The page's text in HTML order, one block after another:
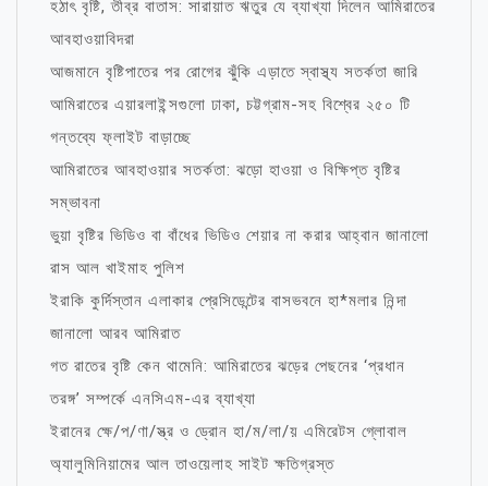
হঠাৎ বৃষ্টি, তীব্র বাতাস: সারায়াত ঋতুর যে ব্যাখ্যা দিলেন আমিরাতের
আবহাওয়াবিদরা
আজমানে বৃষ্টিপাতের পর রোগের ঝুঁকি এড়াতে স্বাস্থ্য সতর্কতা জারি
আমিরাতের এয়ারলাইন্সগুলো ঢাকা, চট্টগ্রাম-সহ বিশ্বের ২৫০ টি
গন্তব্যে ফ্লাইট বাড়াচ্ছে
আমিরাতের আবহাওয়ার সতর্কতা: ঝড়ো হাওয়া ও বিক্ষিপ্ত বৃষ্টির
সম্ভাবনা
ভুয়া বৃষ্টির ভিডিও বা বাঁধের ভিডিও শেয়ার না করার আহ্বান জানালো
রাস আল খাইমাহ পুলিশ
ইরাকি কুর্দিস্তান এলাকার প্রেসিডেন্টের বাসভবনে হা*মলার নিন্দা
জানালো আরব আমিরাত
গত রাতের বৃষ্টি কেন থামেনি: আমিরাতের ঝড়ের পেছনের ‘প্রধান
তরঙ্গ’ সম্পর্কে এনসিএম-এর ব্যাখ্যা
ইরানের ক্ষে/প/ণা/স্ত্র ও ড্রোন হা/ম/লা/য় এমিরেটস গ্লোবাল
অ্যালুমিনিয়ামের আল তাওয়েলাহ সাইট ক্ষতিগ্রস্ত